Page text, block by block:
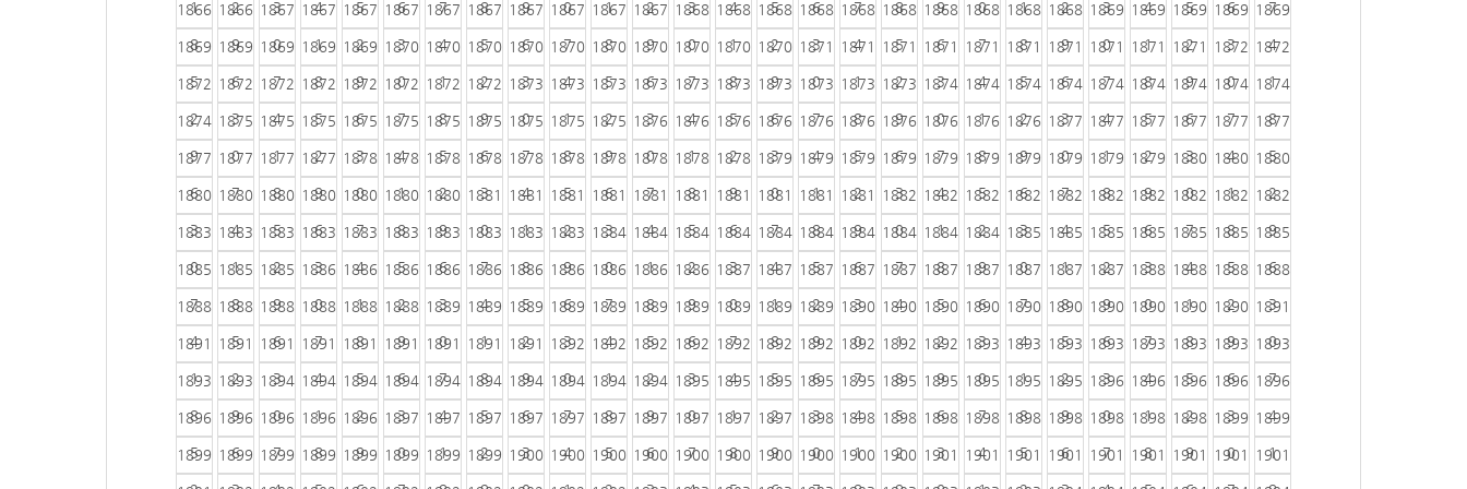
1 2 3 4 5 6 7 8 9 0 1 2 3 4 5 6 7 8 9 0 1 2 3 4 5 6 7
1866
8
1866
9
1867
0
1867
1
1867
2
1867
3
1867
4
1867
5
1867
6
1867
7
1867
8
1867
9
1868
0
1868
1
1868
2
1868
3
1868
4
1868
5
1868
6
1868
7
1868
8
1868
9
1869
0
1869
1
1869
2
1869
3
1869
4
1869
5
1869
6
1869
7
1869
8
1869
9
1870
0
1870
1
1870
2
1870
3
1870
4
1870
5
1870
6
1870
7
1870
8
1870
9
1871
0
1871
1
1871
2
1871
3
1871
4
1871
5
1871
6
1871
7
1871
8
1871
9
1872
0
1872
1
1872
2
1872
3
1872
4
1872
5
1872
6
1872
7
1872
8
1872
9
1873
0
1873
1
1873
2
1873
3
1873
4
1873
5
1873
6
1873
7
1873
8
1873
9
1874
0
1874
1
1874
2
1874
3
1874
4
1874
5
1874
6
1874
7
1874
8
1874
9
1875
0
1875
1
1875
2
1875
3
1875
4
1875
5
1875
6
1875
7
1875
8
1875
9
1876
0
1876
1
1876
2
1876
3
1876
4
1876
5
1876
6
1876
7
1876
8
1876
9
1877
0
1877
1
1877
2
1877
3
1877
4
1877
5
1877
6
1877
7
1877
8
1877
9
1878
0
1878
1
1878
2
1878
3
1878
4
1878
5
1878
6
1878
7
1878
8
1878
9
1879
0
1879
1
1879
2
1879
3
1879
4
1879
5
1879
6
1879
7
1879
8
1879
9
1880
0
1880
1
1880
2
1880
3
1880
4
1880
5
1880
6
1880
7
1880
8
1880
9
1881
0
1881
1
1881
2
1881
3
1881
4
1881
5
1881
6
1881
7
1881
8
1881
9
1882
0
1882
1
1882
2
1882
3
1882
4
1882
5
1882
6
1882
7
1882
8
1882
9
1883
0
1883
1
1883
2
1883
3
1883
4
1883
5
1883
6
1883
7
1883
8
1883
9
1884
0
1884
1
1884
2
1884
3
1884
4
1884
5
1884
6
1884
7
1884
8
1884
9
1885
0
1885
1
1885
2
1885
3
1885
4
1885
5
1885
6
1885
7
1885
8
1885
9
1886
0
1886
1
1886
2
1886
3
1886
4
1886
5
1886
6
1886
7
1886
8
1886
9
1887
0
1887
1
1887
2
1887
3
1887
4
1887
5
1887
6
1887
7
1887
8
1887
9
1888
0
1888
1
1888
2
1888
3
1888
4
1888
5
1888
6
1888
7
1888
8
1888
9
1889
0
1889
1
1889
2
1889
3
1889
4
1889
5
1889
6
1889
7
1889
8
1889
9
1890
0
1890
1
1890
2
1890
3
1890
4
1890
5
1890
6
1890
7
1890
8
1890
9
1891
0
1891
1
1891
2
1891
3
1891
4
1891
5
1891
6
1891
7
1891
8
1891
9
1892
0
1892
1
1892
2
1892
3
1892
4
1892
5
1892
6
1892
7
1892
8
1892
9
1893
0
1893
1
1893
2
1893
3
1893
4
1893
5
1893
6
1893
7
1893
8
1893
9
1894
0
1894
1
1894
2
1894
3
1894
4
1894
5
1894
6
1894
7
1894
8
1894
9
1895
0
1895
1
1895
2
1895
3
1895
4
1895
5
1895
6
1895
7
1895
8
1895
9
1896
0
1896
1
1896
2
1896
3
1896
4
1896
5
1896
6
1896
7
1896
8
1896
9
1897
0
1897
1
1897
2
1897
3
1897
4
1897
5
1897
6
1897
7
1897
8
1897
9
1898
0
1898
1
1898
2
1898
3
1898
4
1898
5
1898
6
1898
7
1898
8
1898
9
1899
0
1899
1
1899 1899 1899 1899 1899 1899 1899 1899 1900 1900 1900 1900 1900 1900 1900 1900 1900 1900 1901 1901 1901 1901 1901 1901 1901 1901 1901